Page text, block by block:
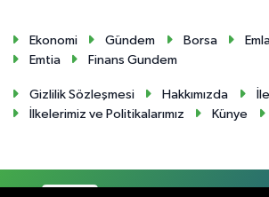
Ekonomi Gündem Borsa
Emtia
Finans Gundem
Gizlilik Sözleşmesi Hakkımızda
İlkelerimiz ve Politikalarımız
Künye